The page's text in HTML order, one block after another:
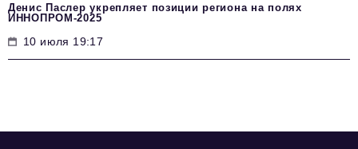
Денис Паслер укрепляет позиции региона на полях
ИННОПРОМ-2025
10 июля 19:17